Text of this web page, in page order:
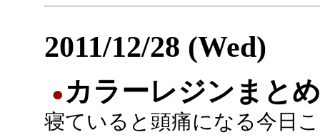
2011/12/28 (Wed)
● カラーレジンまと
寝ていると頭痛になる今日